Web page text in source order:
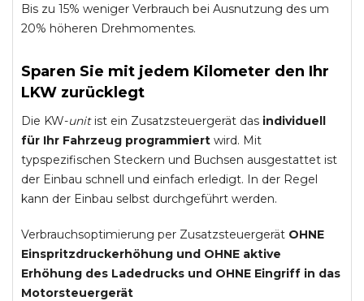
Bis zu 15% weniger Verbrauch bei Ausnutzung des um
20% höheren Drehmomentes.
Sparen Sie mit jedem Kilometer den Ihr
LKW zurücklegt
Die KW-unitist ein Zusatzsteuergerät das individuell
für Ihr Fahrzeug programmiert wird. Mit
typspezifischen Steckern und Buchsen ausgestattet ist
der Einbau schnell und einfach erledigt. In der Regel
kann der Einbau selbst durchgeführt werden.
Verbrauchsoptimierung per Zusatzsteuergerät OHNE
Einspritzdruckerhöhung und OHNE aktive
Erhöhung des Ladedrucks und OHNE Eingriff in das
Motorsteuergerät